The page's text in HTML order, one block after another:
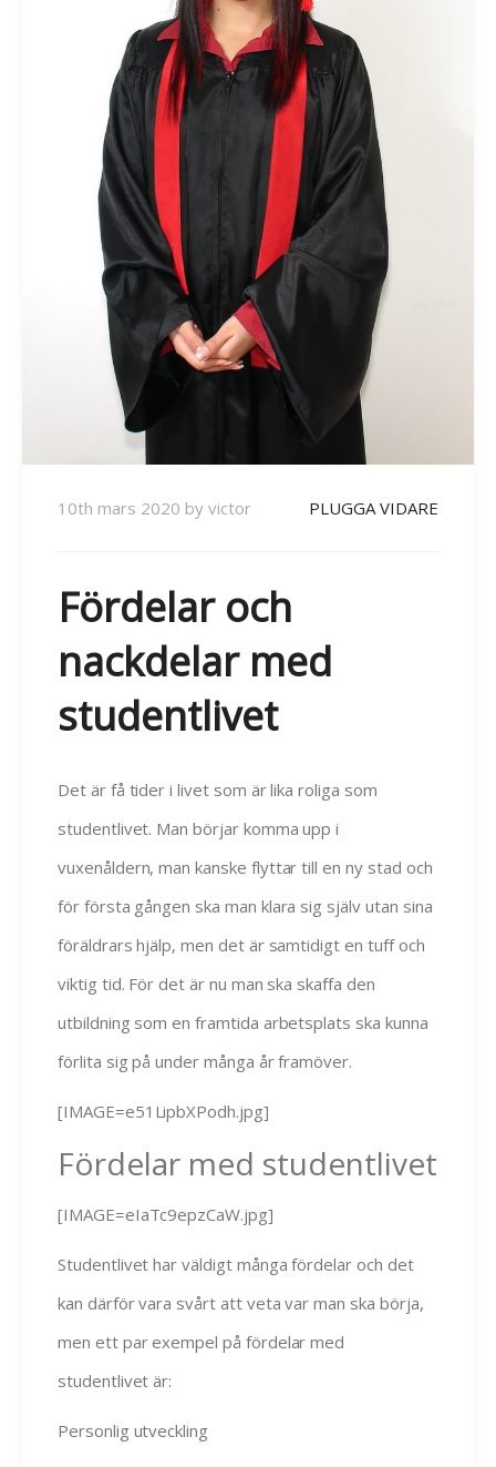
10th mars 2020 by victor PLUGGA VIDARE
Fördelar och
nackdelar med
studentlivet
Det är få tider i livet som är lika roliga som
studentlivet. Man börjar komma upp i
vuxenåldern, man kanske flyttar till en ny stad och
för första gången ska man klara sig själv utan sina
föräldrars hjälp, men det är samtidigt en tuff och
viktig tid. För det är nu man ska skaffa den
utbildning som en framtida arbetsplats ska kunna
förlita sig på under många år framöver.
[IMAGE=e51LipbXPodh.jpg]
Fördelar med studentlivet
[IMAGE=eIaTc9epzCaW.jpg]
Studentlivet har väldigt många fördelar och det
kan därför vara svårt att veta var man ska börja,
men ett par exempel på fördelar med
studentlivet är:
Personlig utveckling